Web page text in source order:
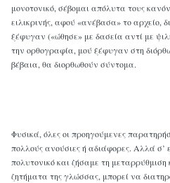
μονοτονικό, σέβομαι απόλυτα τους
ειλικρινής, αφού «ανέβασα» το αρχείο,
ξέφυγαν («ώθησε» με δασεία αντί με
την ορθογραφία, μού ξέφυγαν στη
βέβαια, θα διορθωθούν σύντομα.
Φυσικά, όλες οι προηγούμενες
πολλούς ανούσιες ή αδιάφορες. Αλλά σ’
πολυτονικό και ζήσαμε τη μεταρρύθμιση
ζητήματα της γλώσσας, μπορεί να